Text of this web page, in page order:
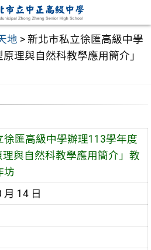
地 > 新北市私立徐匯高級中學
理與自然科教學應用簡介」
徐匯高級中學辦理113學年度
理與自然科教學應用簡介」教
坊
月 14 日